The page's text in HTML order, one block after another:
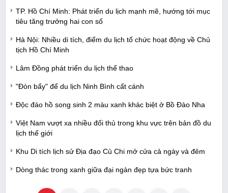
TP. Hồ Chí Minh: Phát triển du lịch mạnh mẽ, hướng tới mục
tiêu tăng trưởng hai con số
Hà Nội: Nhiều di tích, điểm du lịch tổ chức hoạt động về Chủ
tịch Hồ Chí Minh
Lâm Đồng phát triển du lịch thể thao
"Đòn bẩy" để du lịch Ninh Bình cất cánh
Độc đáo hồ song sinh 2 màu xanh khác biệt ở Bồ Đào Nha
Việt Nam vượt xa nhiều đối thủ trong khu vực trên bản đồ du
lịch thế giới
Khu Di tích lịch sử Địa đạo Củ Chi mở cửa cả ngày và đêm
Dòng thác trong xanh giữa đại ngàn đẹp tựa bức tranh